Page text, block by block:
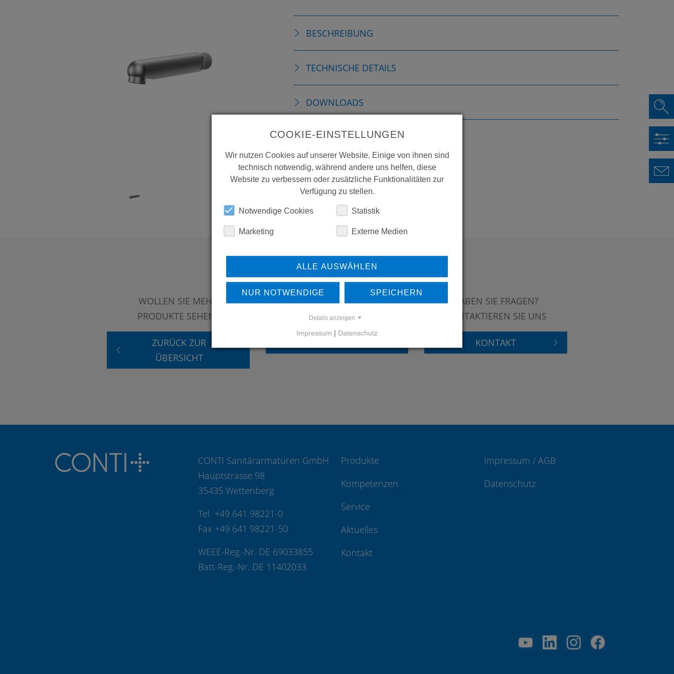
BESCHREIBUNG
TECHNISCHE DETAILS
DOWNLOADS
WOLLEN SIE MEHR
PRODUKTE SEHEN?
ZURÜCK ZUR
ÜBERSICHT
ERFAHREN SIE MEHR ÜBER
UNSERE REFERENZEN
HABEN SIE FRAGEN?
KONTAKTIEREN SIE UNS
KONTAKT
CONTI Sanitärarmaturen GmbH
Hauptstrasse 98
35435 Wettenberg
Tel +49 641 98221-0
Fax +49 641 98221-50
WEEE-Reg.-Nr. DE 69033855
Batt-Reg.-Nr. DE 11402033
Produkte
Kompetenzen
Service
Aktuelles
Kontakt
Impressum / AGB
Datenschutz
COOKIE-EINSTELLUNGEN
Wir nutzen Cookies auf unserer Website. Einige von ihnen sind
technisch notwendig, während andere uns helfen, diese
Website zu verbessern oder zusätzliche Funktionalitäten zur
Verfügung zu stellen.
Notwendige Cookies Statistik
Marketing Externe Medien
ALLE AUSWÄHLEN
NUR NOTWENDIGE SPEICHERN
Details anzeigen
Impressum | Datenschutz